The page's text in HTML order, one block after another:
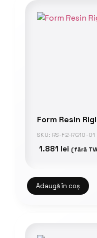
Form Resin
SKU: RS-F2-RG10-01
1.881 lei (fără
Adaugă în coș